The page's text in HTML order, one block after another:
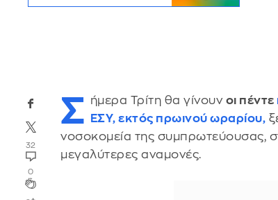
32
0
Σ ήμερα Τρίτη θα γίνουν οι πέντε
ΕΣΥ, εκτός πρωινού ωραρίου,
νοσοκομεία της συμπρωτεύουσας,
μεγαλύτερες αναμονές.